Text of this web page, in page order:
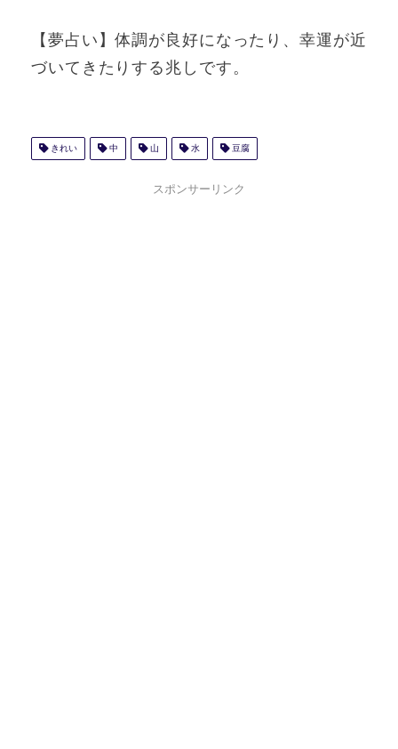
【夢占い】体調が良好になったり、幸運が近
づいてきたりする兆しです。
きれい 中 山 水 豆腐
スポンサーリンク